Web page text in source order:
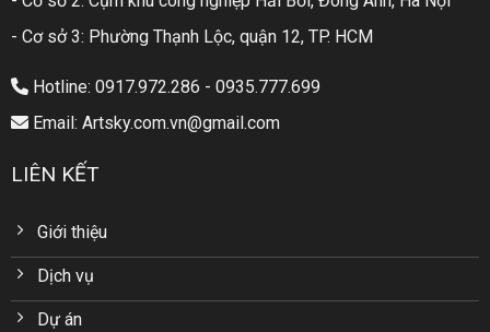
- Cơ sở 3: Phường Thạnh Lộc, quận 12, TP. HCM
Hotline: 0917.972.286 - 0935.777.699
Email: Artsky.com.vn@gmail.com
LIÊN KẾT
Giới thiệu
Dịch vụ
Dự án